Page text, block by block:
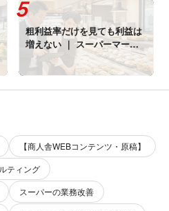
粗利益率だけを見ても利益は
増えない ｜ スーパーマーケ
ットが見直すべき5つの現場管
理
【商人舎WEBコンテンツ・原稿】
ティング
スーパーの業務改善